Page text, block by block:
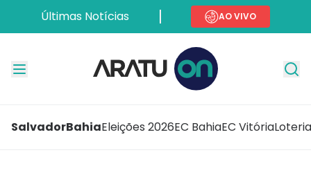
Últimas Notícias AO VIVO
SalvadorBahiaEleições 2026EC BahiaEC Vitória